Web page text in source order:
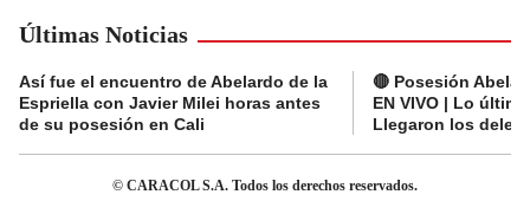
Últimas Noticias
Así fue el encuentro de Abelardo de la
Espriella con Javier Milei horas antes
de su posesión en Cali
🔴 Posesión
EN VIVO | Lo
Llegaron los
© CARACOL S.A. Todos los derechos reservados.